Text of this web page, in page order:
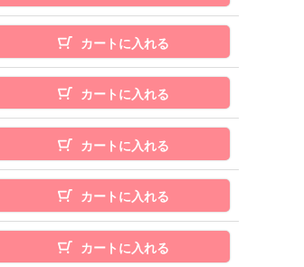
カートに入れる
カートに入れる
カートに入れる
カートに入れる
カートに入れる